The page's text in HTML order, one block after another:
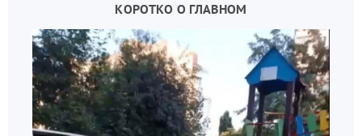
КОРОТКО О ГЛАВНОМ